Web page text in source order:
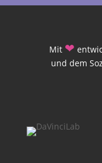
Mit ❤
und dem